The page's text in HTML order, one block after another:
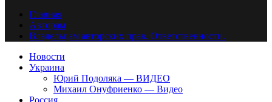
Главная
Авторам
Владельцам авторских прав. Ответственности.
Новости
Украина
Юрий Подоляка — ВИДЕО
Михаил Онуфриенко — Видео